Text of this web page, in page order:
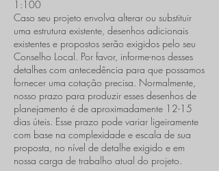
1:100
Caso seu projeto envolva alterar ou substituir
uma estrutura existente, desenhos adicionais
existentes e propostos serão exigidos pelo seu
Conselho Local. Por favor, informe-nos desses
detalhes com antecedência para que possamos
fornecer uma cotação precisa. Normalmente,
nosso prazo para produzir esses desenhos de
planejamento é de aproximadamente 12-15
dias úteis. Esse prazo pode variar ligeiramente
com base na complexidade e escala de sua
proposta, no nível de detalhe exigido e em
nossa carga de trabalho atual do projeto.